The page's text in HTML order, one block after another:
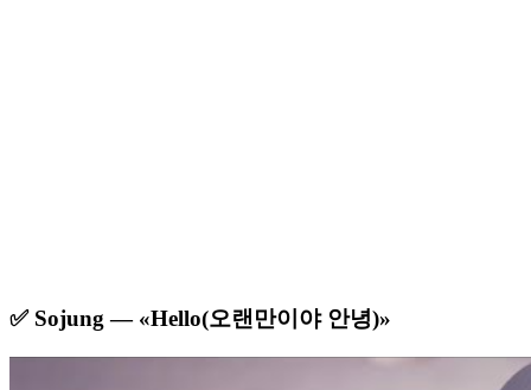
✅ Sojung — «Hello(오랜만이야 안녕)»